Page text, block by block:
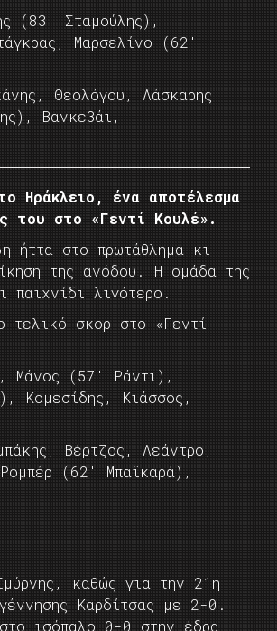
(83′ Σταμούλης),
Μαρσελίνο (62′
Θεολόγου, Λάσκαρης
Βανκεβάι,
Ηράκλειο, ένα αποτέλεσμα
του στο «Γεντί Κουλέ».
ήττα στο πρωτάθλημα κι
της ανόδου. Η ομάδα της
λιγότερο.
σκορ στο «Γεντί
Μάνος (57′ Ράντι),
Κομεσίδης, Κιάσσος,
Βέρτζος, Λεάντρο,
(62′ Μπαϊκαρά),
καθώς για την 21η
Καρδίτσας με 2-0.
ισόπαλο 0-0 στην έδρα